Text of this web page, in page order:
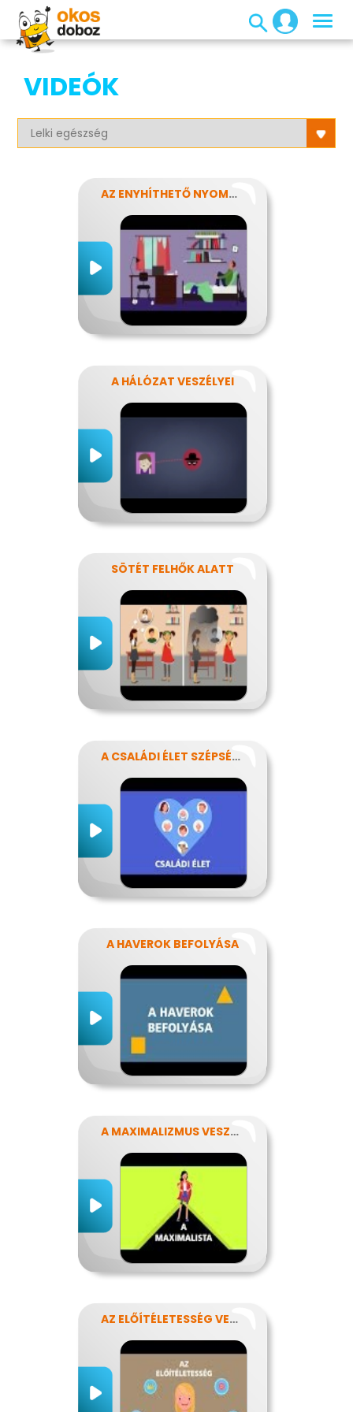
VIDEÓK
AZ ENYHÍTHETŐ NYOMÁS - STRESSZ
A HÁLÓZAT VESZÉLYEI
SÖTÉT FELHŐK ALATT
A CSALÁDI ÉLET SZÉPSÉGEI ÉS NEHÉZSÉGEI
A HAVEROK BEFOLYÁSA
A MAXIMALIZMUS VESZÉLYEI
AZ ELŐÍTÉLETESSÉG VESZÉLYEI